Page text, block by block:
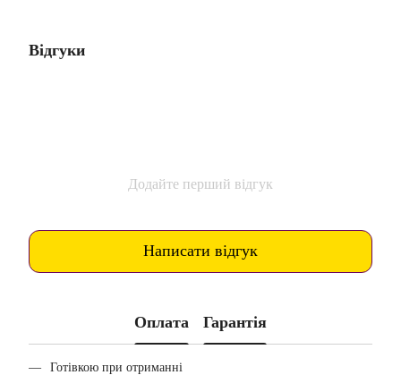
Відгуки
Додайте перший відгук
Написати відгук
Оплата Гарантія
Готівкою при отриманні